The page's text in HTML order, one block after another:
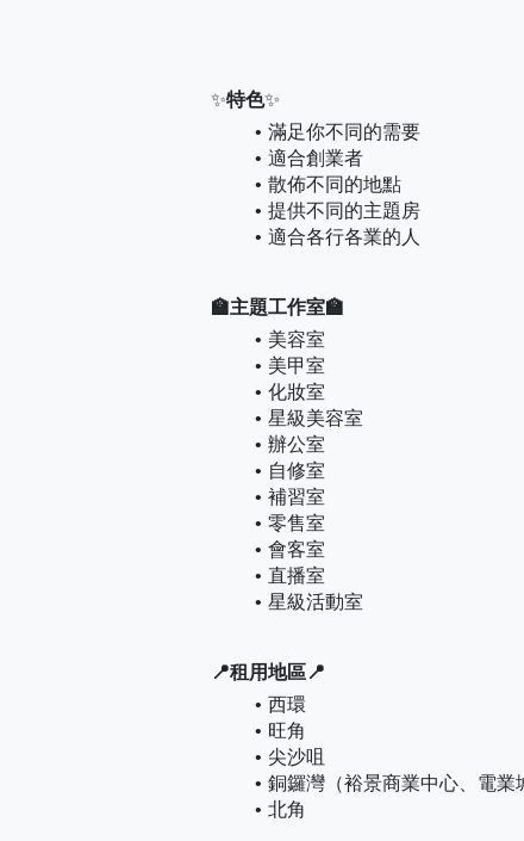
✨特色✨
滿足你不同的需要
適合創業者
散佈不同的地點
提供不同的主題房
適合各行各業的人
🏫主題工作室🏫
美容室
美甲室
化妝室
星級美容室
辦公室
自修室
補習室
零售室
會客室
直播室
星級活動室
📍租用地區📍
西環
旺角
尖沙咀
銅鑼灣（裕景商業中心、電業
北角